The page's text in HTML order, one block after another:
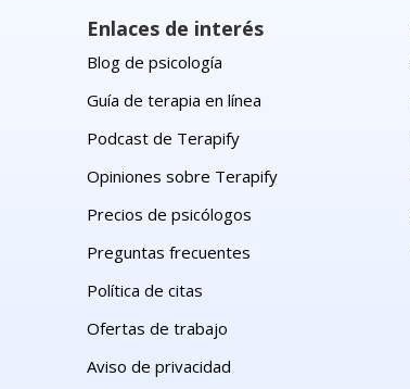
Enlaces de interés
Blog de psicología
Guía de terapia en línea
Podcast de Terapify
Opiniones sobre Terapify
Precios de psicólogos
Preguntas frecuentes
Política de citas
Ofertas de trabajo
Aviso de privacidad